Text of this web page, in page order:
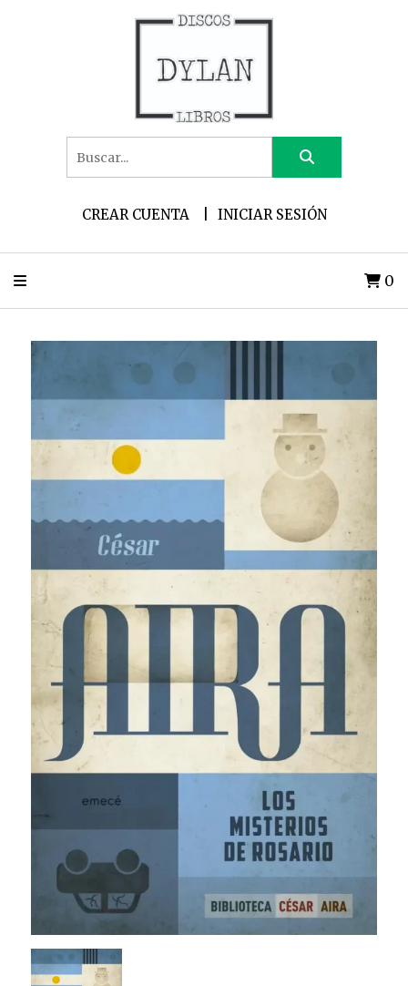
CREAR CUENTA INICIAR SESIÓN
0